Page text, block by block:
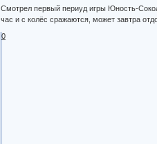
Смотрел первый периуд игры Юность-
час и с колёс сражаются, может завтра
0